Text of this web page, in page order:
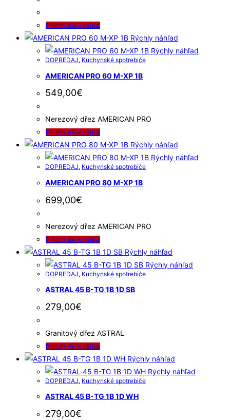
Pridať do košíka
Rýchly náhľad
Rýchly náhľad
DOPREDAJ, Kuchynské spotrebiče
AMERICAN PRO 60 M-XP 1B
549,00€
Nerezový dřez AMERICAN PRO
Pridať do košíka
Rýchly náhľad
Rýchly náhľad
DOPREDAJ, Kuchynské spotrebiče
AMERICAN PRO 80 M-XP 1B
699,00€
Nerezový dřez AMERICAN PRO
Pridať do košíka
Rýchly náhľad
Rýchly náhľad
DOPREDAJ, Kuchynské spotrebiče
ASTRAL 45 B-TG 1B 1D SB
279,00€
Granitový dřez ASTRAL
Pridať do košíka
Rýchly náhľad
Rýchly náhľad
DOPREDAJ, Kuchynské spotrebiče
ASTRAL 45 B-TG 1B 1D WH
279,00€